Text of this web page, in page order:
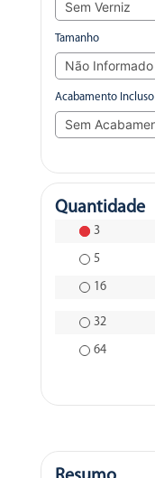
Tamanho
Acabamento Incluso
Quantidade
3
5
16
32
64